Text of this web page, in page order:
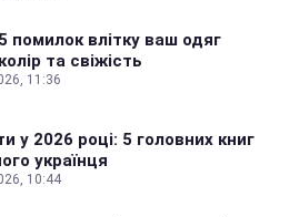
помилок влітку ваш одяг
та свіжість
11:36
у 2026 році: 5 головних книг
українця
10:44